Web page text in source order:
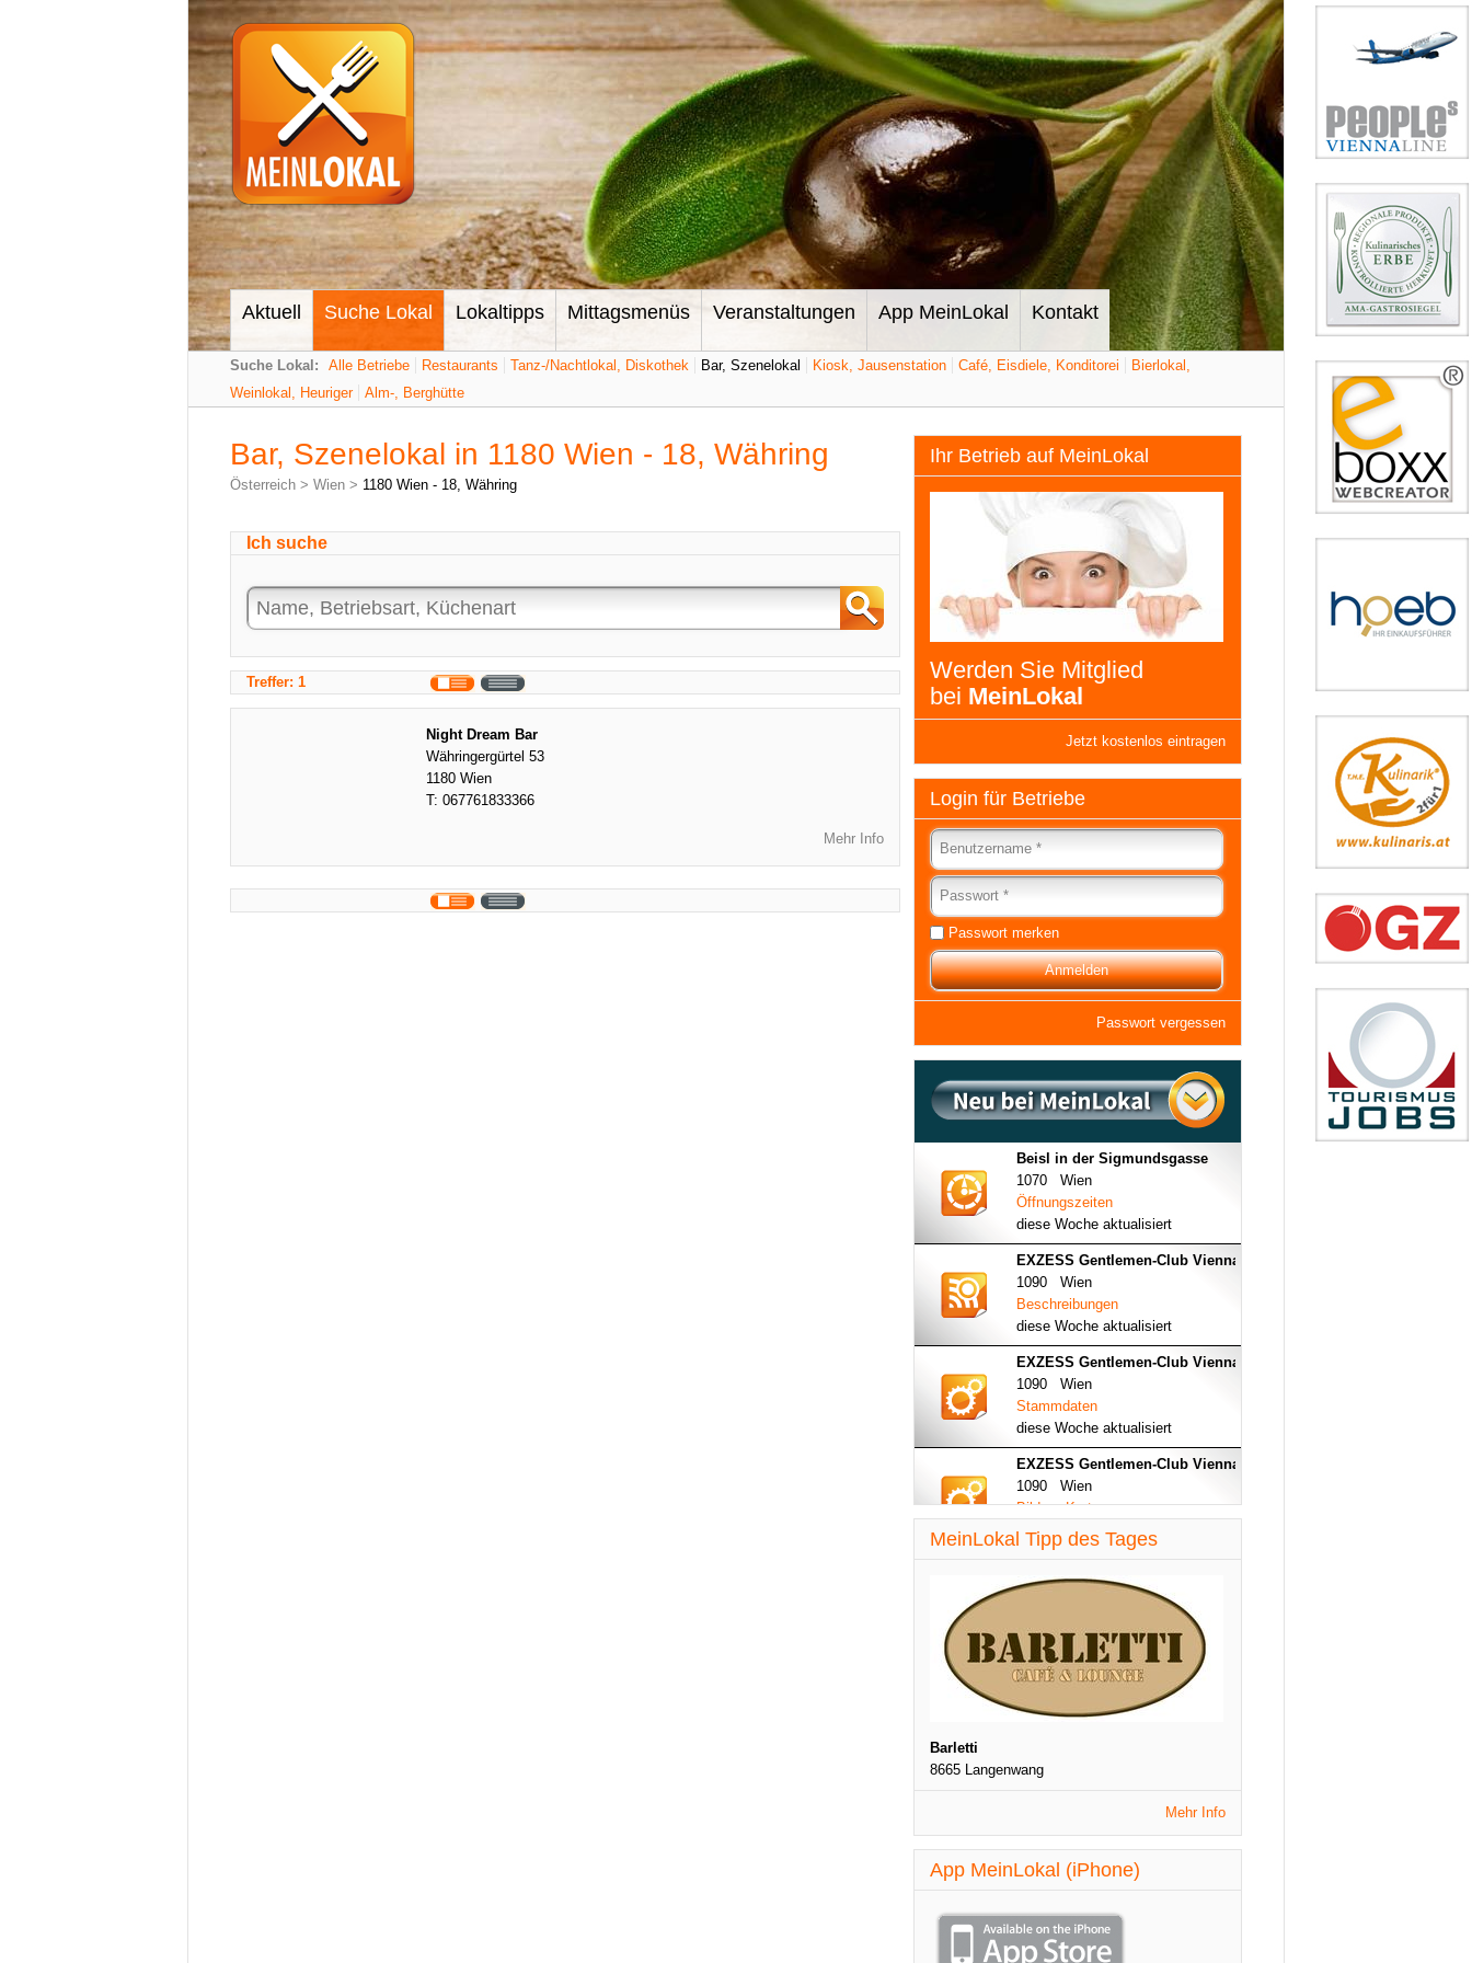
Aktuell Suche Lokal Lokaltipps Mittagsmenüs Veranstaltungen App MeinLokal Kontakt
Suche Lokal: Alle Betriebe Restaurants Tanz-/Nachtlokal, Diskothek Bar, Szenelokal Kiosk, Jausenstation Café, Eisdiele, Konditorei
Bierlokal,
Weinlokal, Heuriger
Alm-, Berghütte
Bar, Szenelokal in 1180 Wien - 18, Währing
Österreich > Wien > 1180 Wien - 18, Währing
Ich suche
Treffer: 1
Night Dream Bar
Währingergürtel 53
1180 Wien
T: 067761833366
Mehr Info
Ihr Betrieb auf MeinLokal
Werden Sie Mitglied
bei MeinLokal
Jetzt kostenlos eintragen
Login für Betriebe
Passwort merken
Passwort vergessen
Beisl in der Sigmundsgasse
1070 Wien
Öffnungszeiten
diese Woche aktualisiert
EXZESS Gentlemen-Club Vienna
1090 Wien
Beschreibungen
diese Woche aktualisiert
EXZESS Gentlemen-Club Vienna
1090 Wien
Stammdaten
diese Woche aktualisiert
EXZESS Gentlemen-Club Vienna
1090 Wien
Bilder - Karte
diese Woche aktualisiert
1090 Wien
diese Woche aktualisiert
MeinLokal Tipp des Tages
Barletti
8665 Langenwang
Mehr Info
App MeinLokal (iPhone)